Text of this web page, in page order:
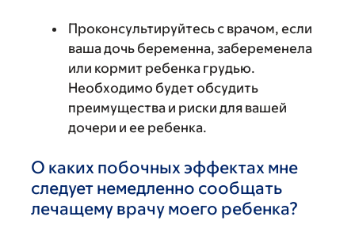
Проконсультируйтесь с врачом, если
ваша дочь беременна, забеременела
или кормит ребенка грудью.
Необходимо будет обсудить
преимущества и риски для вашей
дочери и ее ребенка.
О каких побочных эффектах мне
следует немедленно сообщать
лечащему врачу моего ребенка?